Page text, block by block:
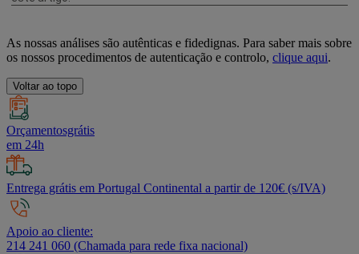
As nossas análises são autênticas e fidedignas. Para saber mais sobre
os nossos procedimentos de autenticação e controlo, clique aqui.
Voltar ao topo
Orçamentosgrátis
em 24h
Entrega grátis em Portugal Continental a partir de 120€ (s/IVA)
Apoio ao cliente:
214 241 060 (Chamada para rede fixa nacional)